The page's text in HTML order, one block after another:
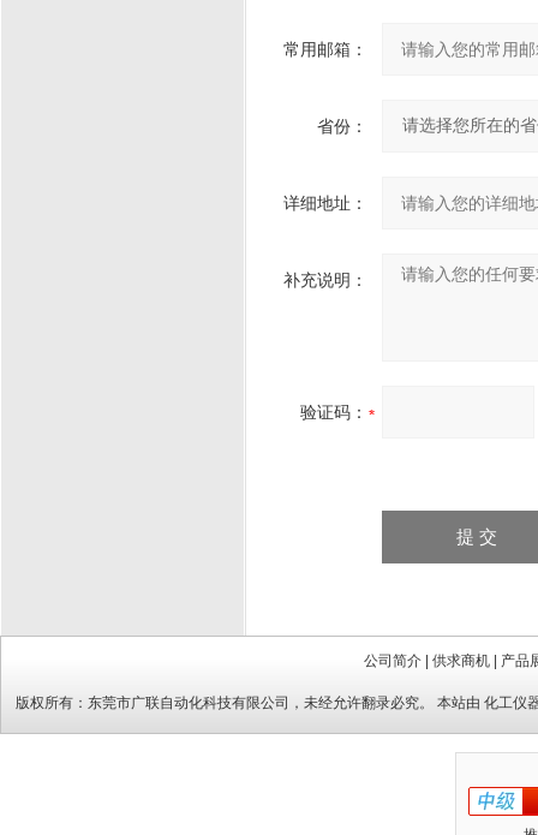
常用邮箱：
省份：
详细地址：
补充说明：
验证码：
公司简介 供求商机 产品
版权所有： 东莞市广联自动化科技有限公司 ，未经允许翻录必究。 本站由化工仪